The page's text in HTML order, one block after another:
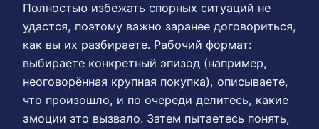
Полностью избежать спорных ситуаций не
удастся, поэтому важно заранее договориться,
как вы их разбираете. Рабочий формат:
выбираете конкретный эпизод (например,
неоговорённая крупная покупка), описываете,
что произошло, и по очереди делитесь, какие
эмоции это вызвало. Затем пытаетесь понять,